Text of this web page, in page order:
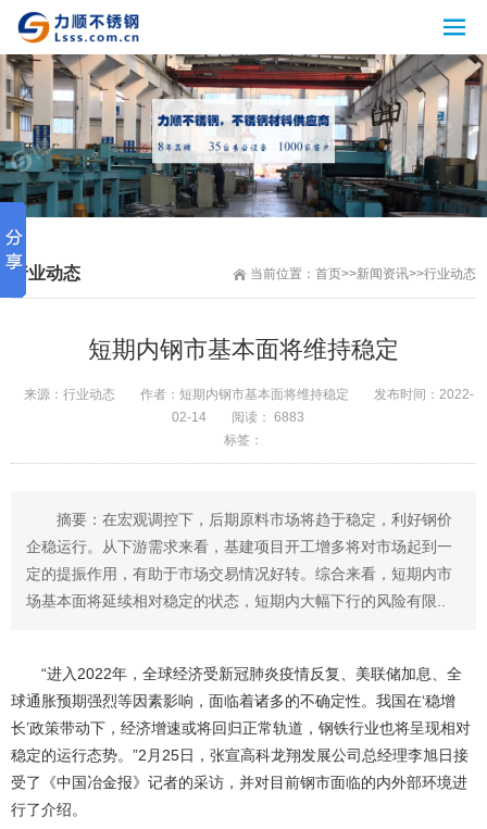
当前位置： 首页>>新闻资讯>>行业动态
行业动态
短期内钢市基本面将维持稳定
来源： 行业动态 作者： 短期内钢市基本面将维持稳定 发布时间： 2022-
02-14
阅读： 6883
标签：
摘要：在宏观调控下，后期原料市场将趋于稳定，利好钢价
企稳运行。从下游需求来看，基建项目开工增多将对市场起到一
定的提振作用，有助于市场交易情况好转。综合来看，短期内市
场基本面将延续相对稳定的状态，短期内大幅下行的风险有限..
“进入2022年，全球经济受新冠肺炎疫情反复、美联储加息、全
球通胀预期强烈等因素影响，面临着诸多的不确定性。我国在‘稳增
长’政策带动下，经济增速或将回归正常轨道，钢铁行业也将呈现相对
稳定的运行态势。”2月25日，张宣高科龙翔发展公司总经理李旭日接
受了《中国冶金报》记者的采访，并对目前钢市面临的内外部环境进
行了介绍。